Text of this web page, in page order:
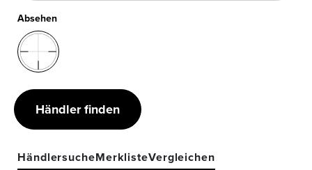
Absehen
Händler finden
HändlersucheMerklisteVergleichen